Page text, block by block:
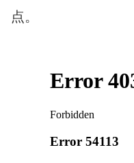
点。